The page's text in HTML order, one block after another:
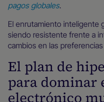
pagos globales.
El enrutamiento inteligente
siendo resistente frente a
cambios en las
El plan de
para dominar
electrónico